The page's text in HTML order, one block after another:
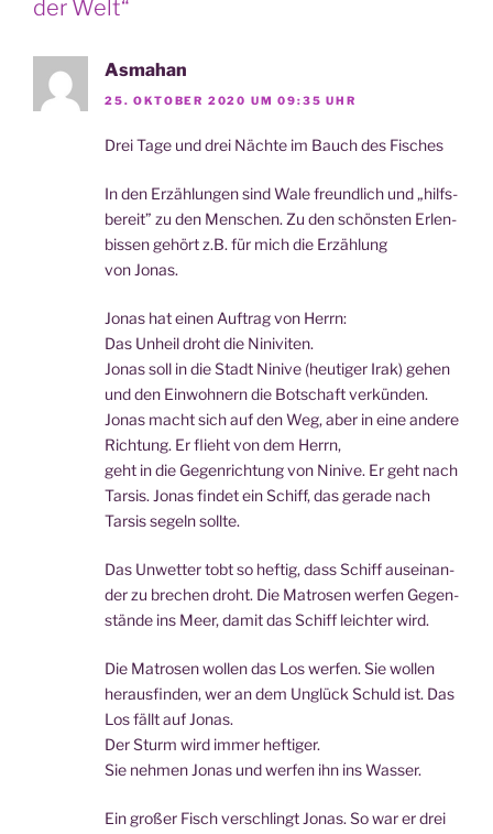
der Welt“
Asmahan
25. OKTOBER 2020 UM 09:35 UHR
Drei Tage und drei Näch­te im Bauch des Fisches
In den Erzäh­lun­gen sind Wale freund­lich und „hilfs­
be­reit” zu den Men­schen. Zu den schöns­ten Erlen­
bis­sen gehört z.B. für mich die Erzäh­lung
von Jonas.
Jonas hat einen Auf­trag von Herrn:
Das Unheil droht die Niniviten.
Jonas soll in die Stadt Nini­ve (heu­ti­ger Irak) gehen
und den Ein­woh­nern die Bot­schaft verkünden.
Jonas macht sich auf den Weg, aber in eine ande­re
Rich­tung. Er flieht von dem Herrn,
geht in die Gegen­rich­tung von Nini­ve. Er geht nach
Tar­sis. Jonas fin­det ein Schiff, das gera­de nach
Tar­sis segeln sollte.
Das Unwet­ter tobt so hef­tig, dass Schiff aus­ein­an­
der zu bre­chen droht. Die Matro­sen wer­fen Gegen­
stän­de ins Meer, damit das Schiff leich­ter wird.
Die Matro­sen wol­len das Los wer­fen. Sie wol­len
her­aus­fin­den, wer an dem Unglück Schuld ist. Das
Los fällt auf Jonas.
Der Sturm wird immer heftiger.
Sie neh­men Jonas und wer­fen ihn ins Wasser.
Ein gro­ßer Fisch ver­schlingt Jonas. So war er drei